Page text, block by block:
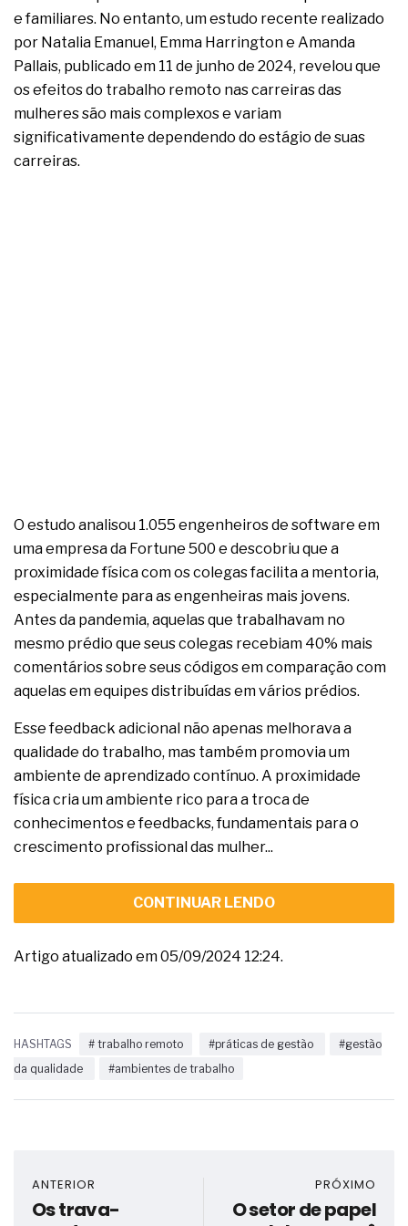
e familiares. No entanto, um estudo recente realizado
por Natalia Emanuel, Emma Harrington e Amanda
Pallais, publicado em 11 de junho de 2024, revelou que
os efeitos do trabalho remoto nas carreiras das
mulheres são mais complexos e variam
significativamente dependendo do estágio de suas
carreiras.
O estudo analisou 1.055 engenheiros de software em
uma empresa da Fortune 500 e descobriu que a
proximidade física com os colegas facilita a mentoria,
especialmente para as engenheiras mais jovens.
Antes da pandemia, aquelas que trabalhavam no
mesmo prédio que seus colegas recebiam 40% mais
comentários sobre seus códigos em comparação com
aquelas em equipes distribuídas em vários prédios.
Esse feedback adicional não apenas melhorava a
qualidade do trabalho, mas também promovia um
ambiente de aprendizado contínuo. A proximidade
física cria um ambiente rico para a troca de
conhecimentos e feedbacks, fundamentais para o
crescimento profissional das mulher...
CONTINUAR LENDO
Artigo atualizado em 05/09/2024 12:24.
HASHTAGS # trabalho remoto #práticas de gestão
#gestão
da qualidade
#ambientes de trabalho
ANTERIOR
Os trava-
PRÓXIMO
O setor de papel